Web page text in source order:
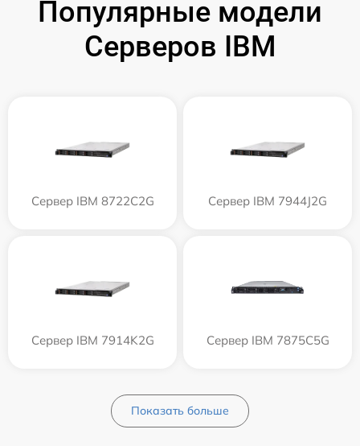
Популярные модели
Серверов IBM
Сервер IBM 8722C2G Сервер IBM 7944J2G
Сервер IBM 7914K2G Сервер IBM 7875C5G
Показать больше